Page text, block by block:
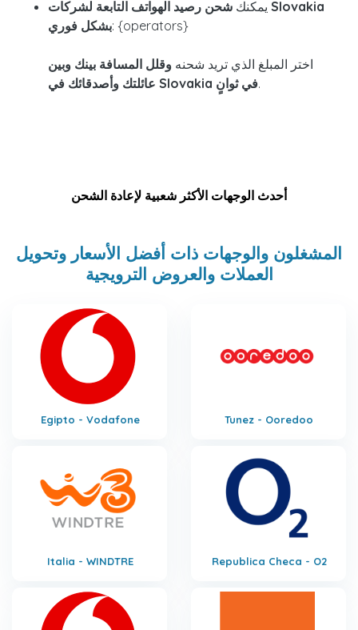
يمكنك شحن رصيد الهواتف التابعة لشركات Slovakia
بشكل فوري: {operators}
اختر المبلغ الذي تريد شحنه وقلل المسافة بينك وبين
عائلتك وأصدقائك في Slovakia في ثوانٍ.
أحدث الوجهات الأكثر شعبية لإعادة الشحن
المشغلون والوجهات ذات أفضل الأسعار وتحويل
العملات والعروض الترويجية
Egipto - Vodafone Tunez - Ooredoo
Italia - WINDTRE Republica Checa - O2